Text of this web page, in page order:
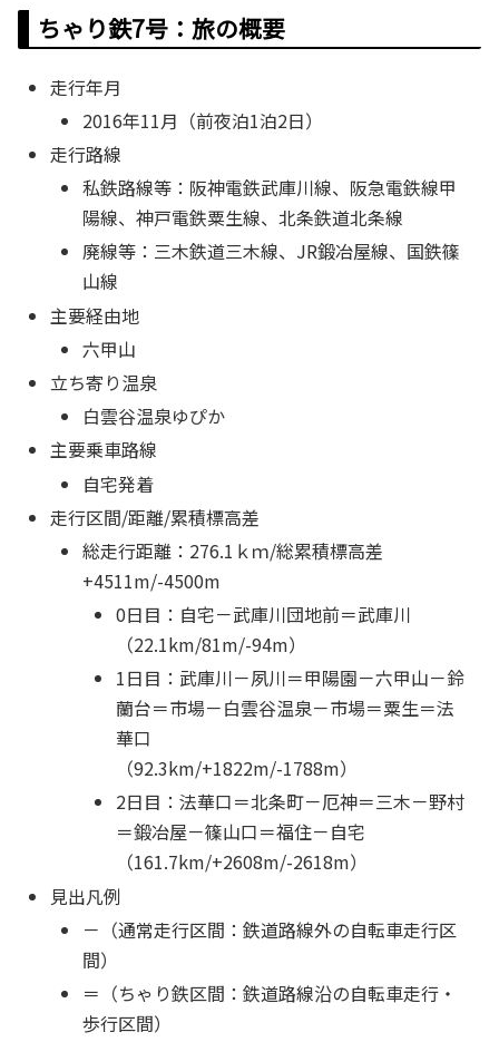
ちゃり鉄7号：旅の概要
走行年月
2016年11月（前夜泊1泊2日）
走行路線
私鉄路線等：阪神電鉄武庫川線、阪急電鉄線甲
陽線、神戸電鉄粟生線、北条鉄道北条線
廃線等：三木鉄道三木線、JR鍛冶屋線、国鉄篠
山線
主要経由地
六甲山
立ち寄り温泉
白雲谷温泉ゆぴか
主要乗車路線
自宅発着
走行区間/距離/累積標高差
総走行距離：276.1ｋｍ/総累積標高差
+4511m/-4500m
0日目：自宅－武庫川団地前＝武庫川
（22.1km/81m/-94m）
1日目：武庫川－夙川＝甲陽園－六甲山－鈴
蘭台＝市場－白雲谷温泉－市場＝粟生＝法
華口
（92.3km/+1822m/-1788m）
2日目：法華口＝北条町－厄神＝三木－野村
＝鍛冶屋－篠山口＝福住－自宅
（161.7km/+2608m/-2618m）
見出凡例
－（通常走行区間：鉄道路線外の自転車走行区
間）
＝（ちゃり鉄区間：鉄道路線沿の自転車走行・
歩行区間）